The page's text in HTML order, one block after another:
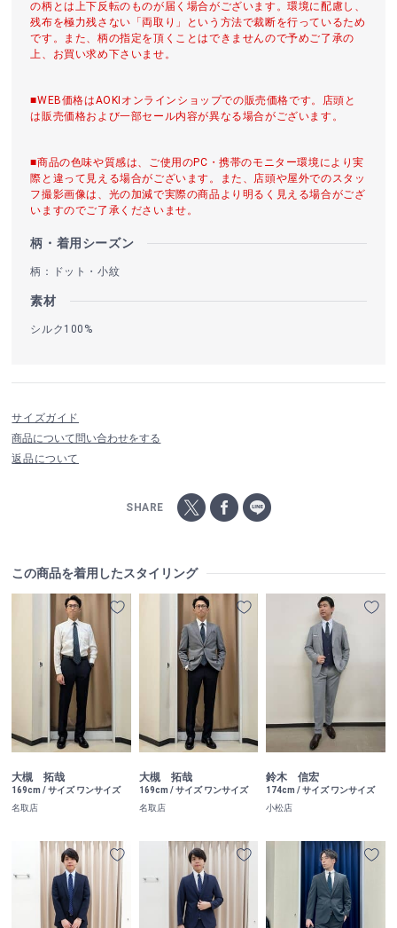
の柄とは上下反転のものが届く場合がございます。環境に配慮し、
残布を極力残さない「両取り」という方法で裁断を行っているため
です。また、柄の指定を頂くことはできませんので予めご了承の
上、お買い求め下さいませ。
■WEB価格はAOKIオンラインショップでの販売価格です。店頭と
は販売価格および一部セール内容が異なる場合がございます。
■商品の色味や質感は、ご使用のPC・携帯のモニター環境により実
際と違って見える場合がございます。また、店頭や屋外でのスタッ
フ撮影画像は、光の加減で実際の商品より明るく見える場合がござ
いますのでご了承くださいませ。
柄・着用シーズン
柄：ドット・小紋
素材
シルク100%
サイズガイド
商品について問い合わせをする
返品について
SHARE
この商品を着用したスタイリング
大槻 拓哉
169cm / サイズ ワンサイズ
名取店
大槻 拓哉
169cm / サイズ ワンサイズ
名取店
鈴木 信宏
174cm / サイズ ワンサイズ
小松店